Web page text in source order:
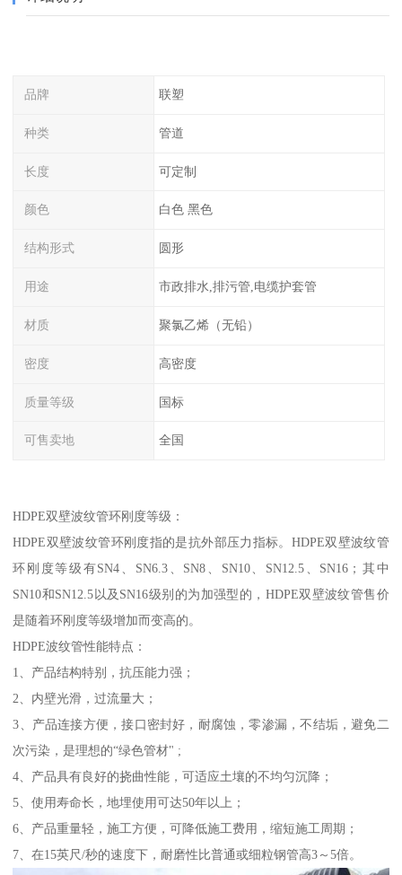
品牌 联塑
种类 管道
长度 可定制
颜色 白色 黑色
结构形式 圆形
用途 市政排水,排污管,电缆护套管
材质 聚氯乙烯（无铅）
密度 高密度
质量等级 国标
可售卖地 全国
HDPE双壁波纹管环刚度等级：
HDPE双壁波纹管环刚度指的是抗外部压力指标。HDPE双壁波纹管
环刚度等级有SN4、SN6.3、SN8、SN10、SN12.5、SN16；其中
SN10和SN12.5以及SN16级别的为加强型的，HDPE双壁波纹管售价
是随着环刚度等级增加而变高的。
HDPE波纹管性能特点：
1、产品结构特别，抗压能力强；
2、内壁光滑，过流量大；
3、产品连接方便，接口密封好，耐腐蚀，零渗漏，不结垢，避免二
次污染，是理想的“绿色管材" ;
4、产品具有良好的挠曲性能，可适应土壤的不均匀沉降；
5、使用寿命长，地埋使用可达50年以上；
6、产品重量轻，施工方便，可降低施工费用，缩短施工周期；
7、在15英尺/秒的速度下，耐磨性比普通或细粒钢管高3～5倍。